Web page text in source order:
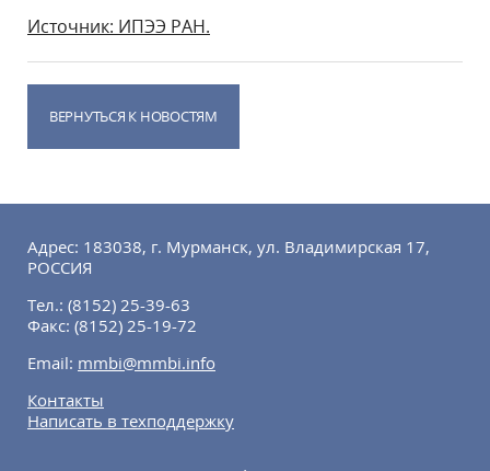
Источник: ИПЭЭ РАН.
ВЕРНУТЬСЯ К НОВОСТЯМ
Адрес: 183038, г. Мурманск, ул. Владимирская 17,
РОССИЯ
Тел.: (8152) 25-39-63
Факс: (8152) 25-19-72
Email: mmbi@mmbi.info
Контакты
Написать в техподдержку